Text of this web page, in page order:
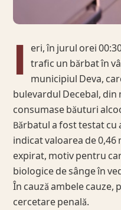
I eri, în jurul orei
trafic un bărbat în
municipiul Deva,
bulevardul Decebal, din
consumase băuturi
Bărbatul a fost testat
indicat valoarea de
expirat, motiv pentru
biologice de sânge în
În cauză ambele
cercetare penală.